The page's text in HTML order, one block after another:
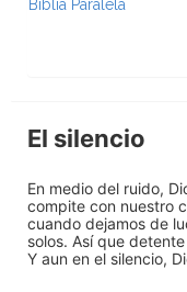
Biblia Paralela
El silencio
En medio del ruido,
compite con nuestro
cuando dejamos de
solos. Así que
Y aun en el silencio,